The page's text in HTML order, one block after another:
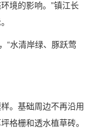
境的影响。”镇江长
“水清岸绿、豚跃莺
。基础周边不再沿用
格栅和透水植草砖。